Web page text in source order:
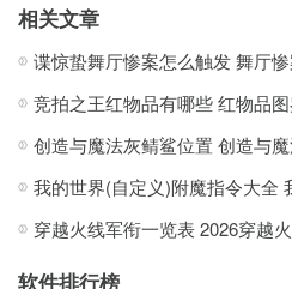
1、高清原画拒绝卡顿，录制过程一
2、拥有简易剪辑功能，让你轻松制
3、支持全屏录制、区域录制、摄像
4、随心录制自己想要的内容，带来
亮点：
1、录制支持视频剪辑、增加水印、
相关文章
谍惊蛰舞厅惨案怎么触发 舞厅
竞拍之王红物品有哪些 红物品
创造与魔法灰鲭鲨位置 创造与
穿越火线军衔一览表 2026穿越
软件排行榜